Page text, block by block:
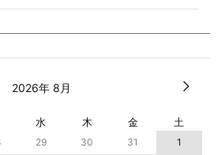
2026年 8月
水 木 金 土
29 30 31
1